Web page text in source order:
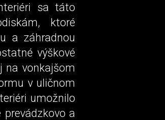
sa táto
ktoré
a záhradnou
výškové
na vonkajšom
v uličnom
umožnilo
prevádzkovo a